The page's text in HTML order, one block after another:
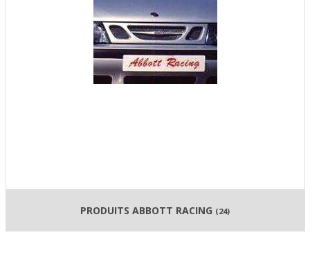
PRODUITS ABBOTT RACING (24)